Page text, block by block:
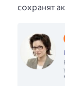
сохранят